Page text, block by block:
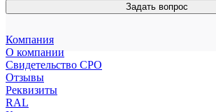
Задать вопрос
Компания
О компании
Свидетельство СРО
Отзывы
Реквизиты
RAL